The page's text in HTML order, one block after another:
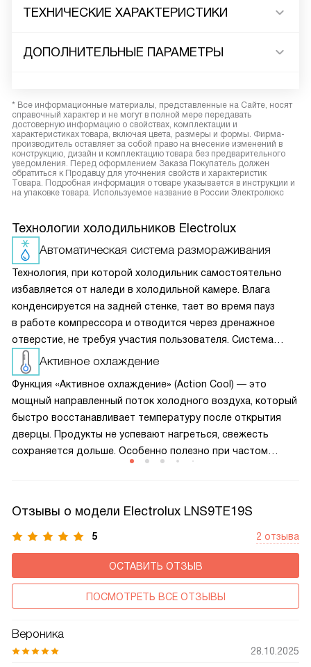
ТЕХНИЧЕСКИЕ ХАРАКТЕРИСТИКИ
ДОПОЛНИТЕЛЬНЫЕ ПАРАМЕТРЫ
* Все информационные материалы, представленные на Сайте, носят
справочный характер и не могут в полной мере передавать
достоверную информацию о свойствах, комплектации и
характеристиках товара, включая цвета, размеры и формы. Фирма-
производитель оставляет за собой право на внесение изменений в
конструкцию, дизайн и комплектацию товара без предварительного
уведомления. Перед оформлением Заказа Покупатель должен
обратиться к Продавцу для уточнения свойств и характеристик
Товара. Подробная информация о товаре указывается в инструкции и
на упаковке товара. Используемое название в России Электролюкс
Технологии холодильников Electrolux
Автоматическая система размораживания
Технология, при которой холодильник самостоятельно
избавляется от наледи в холодильной камере. Влага
конденсируется на задней стенке, тает во время пауз
в работе компрессора и отводится через дренажное
отверстие, не требуя участия пользователя. Система
избавляет от необходимости частой ручной разморозки.
Активное охлаждение
Функция «Активное охлаждение» (Action Cool) — это
мощный направленный поток холодного воздуха, который
быстро восстанавливает температуру после открытия
дверцы. Продукты не успевают нагреться, свежесть
сохраняется дольше. Особенно полезно при частом
Отзывы о модели Electrolux LNS9TE19S
5 2 отзыва
ОСТАВИТЬ ОТЗЫВ
ПОСМОТРЕТЬ ВСЕ ОТЗЫВЫ
Вероника
28.10.2025